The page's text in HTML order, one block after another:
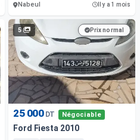
Nabeul Il y a 1 mois
5 Prix normal
25 000 DT Négociable
Ford Fiesta 2010